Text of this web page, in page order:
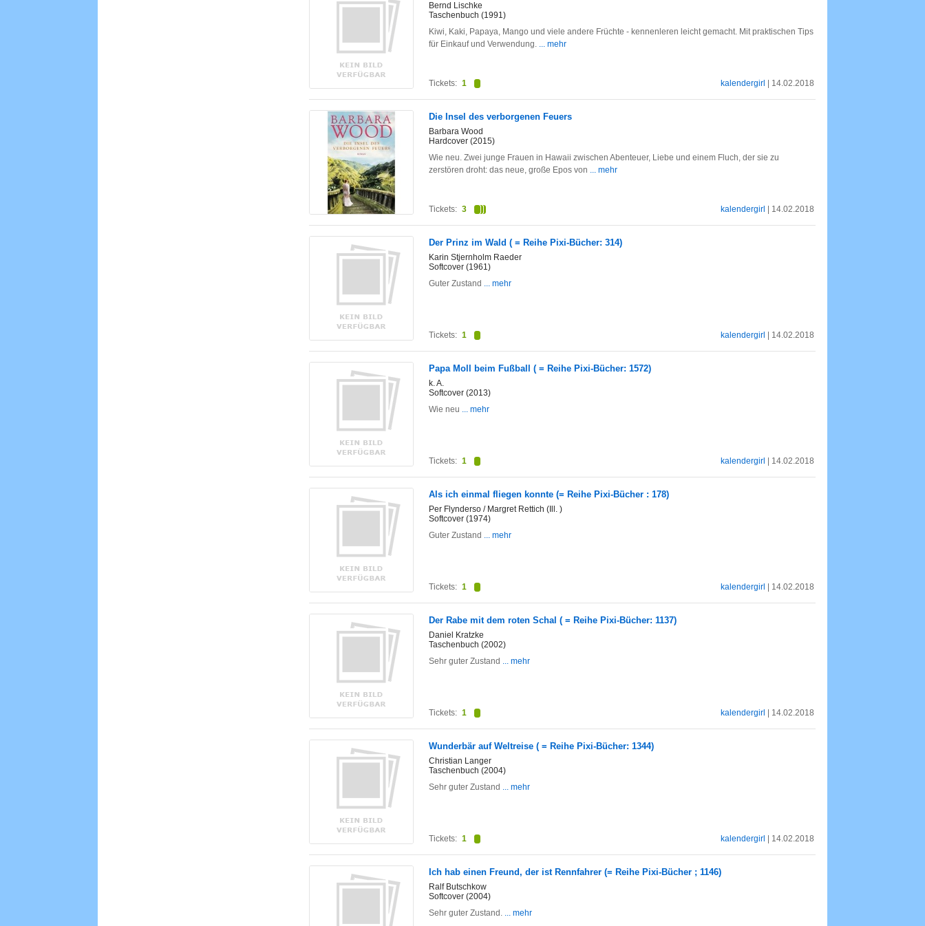
Bernd Lischke
Taschenbuch (1991)
Kiwi, Kaki, Papaya, Mango und viele andere Früchte - kennenleren leicht gemacht. Mit praktischen Tips
für Einkauf und Verwendung. ... mehr
kalendergirl | 14.02.2018
Tickets: 1
Die Insel des verborgenen Feuers
Barbara Wood
Hardcover (2015)
Wie neu. Zwei junge Frauen in Hawaii zwischen Abenteuer, Liebe und einem Fluch, der sie zu
zerstören droht: das neue, große Epos von ... mehr
kalendergirl | 14.02.2018
Tickets: 3
Der Prinz im Wald ( = Reihe Pixi-Bücher: 314)
Karin Stjernholm Raeder
Softcover (1961)
Guter Zustand ... mehr
kalendergirl | 14.02.2018
Tickets: 1
Papa Moll beim Fußball ( = Reihe Pixi-Bücher: 1572)
k. A.
Softcover (2013)
Wie neu ... mehr
kalendergirl | 14.02.2018
Tickets: 1
Als ich einmal fliegen konnte (= Reihe Pixi-Bücher : 178)
Per Flynderso / Margret Rettich (Ill. )
Softcover (1974)
Guter Zustand ... mehr
kalendergirl | 14.02.2018
Tickets: 1
Der Rabe mit dem roten Schal ( = Reihe Pixi-Bücher: 1137)
Daniel Kratzke
Taschenbuch (2002)
Sehr guter Zustand ... mehr
kalendergirl | 14.02.2018
Tickets: 1
Wunderbär auf Weltreise ( = Reihe Pixi-Bücher: 1344)
Christian Langer
Taschenbuch (2004)
Sehr guter Zustand ... mehr
kalendergirl | 14.02.2018
Tickets: 1
Ich hab einen Freund, der ist Rennfahrer (= Reihe Pixi-Bücher ; 1146)
Ralf Butschkow
Softcover (2004)
Sehr guter Zustand. ... mehr